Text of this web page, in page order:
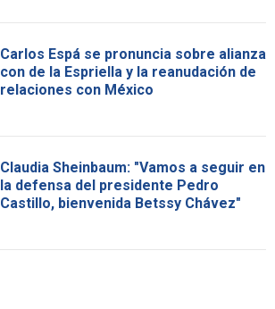
Carlos Espá se pronuncia sobre alianza
con de la Espriella y la reanudación de
relaciones con México
Claudia Sheinbaum: "Vamos a seguir en
la defensa del presidente Pedro
Castillo, bienvenida Betssy Chávez"